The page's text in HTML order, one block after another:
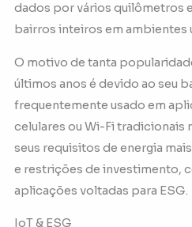
dados por vários quilômetros
bairros inteiros em ambientes
O motivo de tanta
últimos anos é devido ao seu
frequentemente usado em
celulares ou Wi-Fi tradicionais
seus requisitos de energia
e restrições de investimento,
aplicações voltadas para ESG.
IoT & ESG